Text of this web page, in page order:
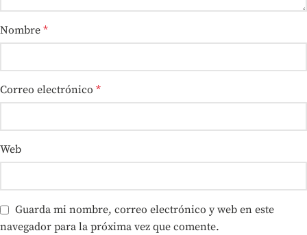
Nombre *
Correo electrónico *
Web
Guarda mi nombre, correo electrónico y web en este
navegador para la próxima vez que comente.